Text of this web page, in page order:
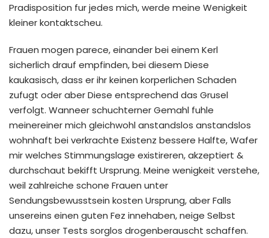
Pradisposition fur jedes mich, werde meine Wenigkeit
kleiner kontaktscheu.
Frauen mogen parece, einander bei einem Kerl
sicherlich drauf empfinden, bei diesem Diese
kaukasisch, dass er ihr keinen korperlichen Schaden
zufugt oder aber Diese entsprechend das Grusel
verfolgt. Wanneer schuchterner Gemahl fuhle
meinereiner mich gleichwohl anstandslos anstandslos
wohnhaft bei verkrachte Existenz bessere Halfte, Wafer
mir welches Stimmungslage existireren, akzeptiert &
durchschaut bekifft Ursprung. Meine wenigkeit verstehe,
weil zahlreiche schone Frauen unter
Sendungsbewusstsein kosten Ursprung, aber Falls
unsereins einen guten Fez innehaben, neige Selbst
dazu, unser Tests sorglos drogenberauscht schaffen.